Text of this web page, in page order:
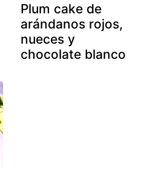
Plum cake de
arándanos rojos,
nueces y
chocolate blanco